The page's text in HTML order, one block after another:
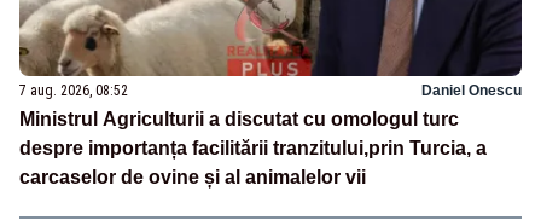
7 aug. 2026, 08:52 Daniel Onescu
Ministrul Agriculturii a discutat cu omologul turc
despre importanța facilitării tranzitului,prin Turcia, a
carcaselor de ovine și al animalelor vii